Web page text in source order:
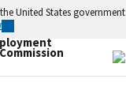
United States government